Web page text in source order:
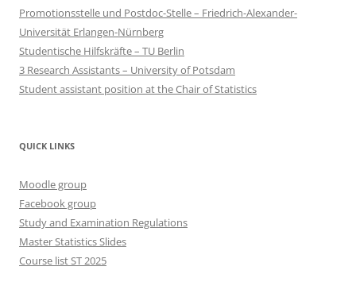
Promotionsstelle und Postdoc-Stelle – Friedrich-Alexander-
Universität Erlangen-Nürnberg
Studentische Hilfskräfte – TU Berlin
3 Research Assistants – University of Potsdam
Student assistant position at the Chair of Statistics
QUICK LINKS
Moodle group
Facebook group
Study and Examination Regulations
Master Statistics Slides
Course list ST 2025